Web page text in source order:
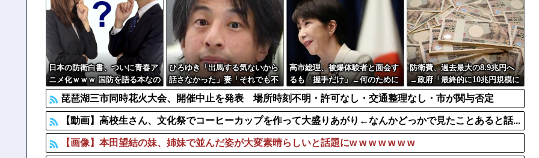
さんま「どこでもドア？あれ不便やで」
【画像】 例の美人すぎるおにぎり屋さん、裏でおっさんが握っていたｗｗｗｗ...
この中国人親子やばすぎる。日本で窃盗
【ヤバすぎ】熊本の山道でソーラーパネルが…
【画像】有村架純似グラド
ラーメンハゲ「最近のイン
【悲報】取引先専務「Aを
森下千里議員、「森下」で
日本の防衛白書、ついに青春ア
ニメ化ｗｗｗ 国防を語る本なの
に表紙が謎すぎる
ひろゆき「出馬する気ないから
話さなかった」妻「それでも不
誠実だろ」→離婚協議へｗｗｗ
ｗｗ
高市総理、被爆体験者と面会す
るも「握手だけ」←何のために
会うんだよ…
防衛費、過去最大の8.9兆円へ
→政府「最終的に10兆円規模に
なる可能性」
琵琶湖三市同時花火大会、開催中止を発表 場所時刻不明・許可なし・交通整理なし・市が関与否定
【動画】高校生さん、文化祭でコーヒーカップを作って大盛りあがり←なんかどっかで見たことあると話...
【画像】本田望結の妹、姉妹で並んだ姿が大変素晴らしいと話題にw w w w w w w